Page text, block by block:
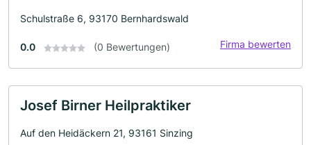
Schulstraße 6, 93170 Bernhardswald
0.0 (0 Bewertungen) Firma bewerten
Josef Birner Heilpraktiker
Auf den Heidäckern 21, 93161 Sinzing